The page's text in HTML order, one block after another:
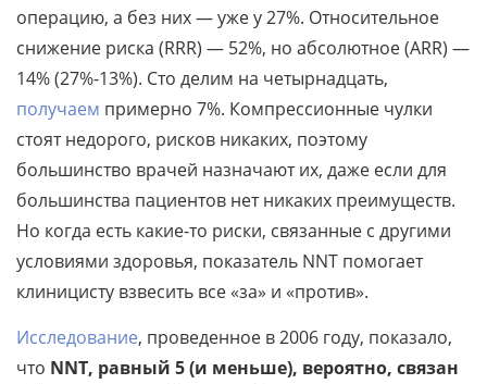
операцию, а без них — уже у 27%. Относительное
снижение риска (RRR) — 52%, но абсолютное (ARR) —
14% (27%-13%). Сто делим на четырнадцать,
получаем примерно 7%. Компрессионные чулки
стоят недорого, рисков никаких, поэтому
большинство врачей назначают их, даже если для
большинства пациентов нет никаких преимуществ.
Но когда есть какие-то риски, связанные с другими
условиями здоровья, показатель NNT помогает
клиницисту взвесить все «за» и «против».
Исследование, проведенное в 2006 году, показало,
что NNT, равный 5 (и меньше), вероятно, связан